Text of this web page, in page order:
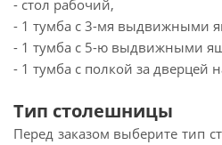
- стол рабочий,
- 1 тумба с 3-мя выдвижными
- 1 тумба с 5-ю выдвижными
- 1 тумба с полкой за дверцей
Тип столешницы
Перед заказом выберите тип